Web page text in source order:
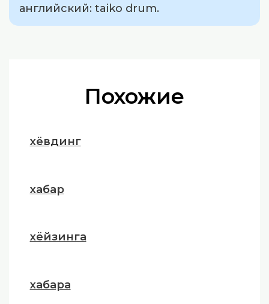
английский: taiko drum.
Похожие
хёвдинг
хабар
хёйзинга
хабара